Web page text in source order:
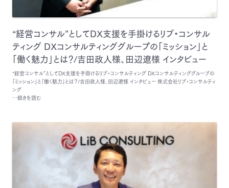
“経営コンサル”としてDX支援を手掛けるリブ・コンサル
ティング DXコンサルティンググループの「ミッション」と
「働く魅力」とは？/吉田政人様、田辺遼様 インタビュー
“経営コンサル”としてDX支援を手掛けるリブ・コンサルティング DXコンサルティンググループの
「ミッション」と「働く魅力」とは？/吉田政人様、田辺遼様 インタビュー 株式会社リブ・コンサルティ
ング
…続きを読む